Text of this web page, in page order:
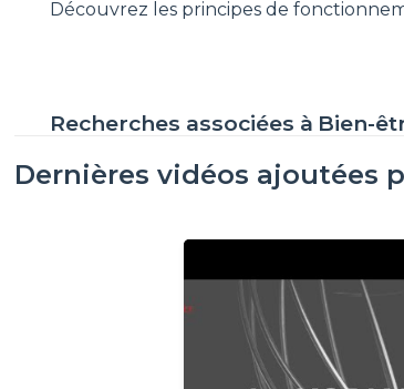
Découvrez les principes de
Recherches associées à Bien-
Dernières vidéos ajoutées